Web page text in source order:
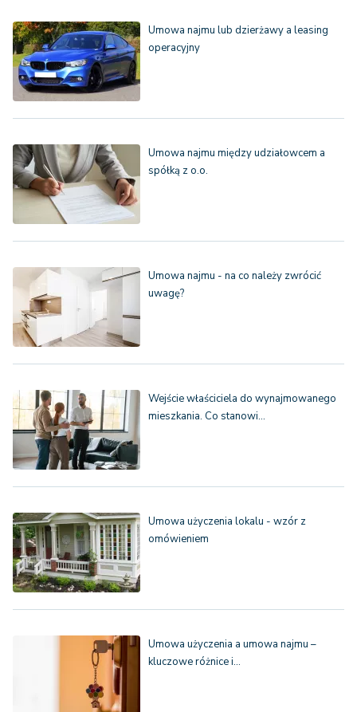
Umowa najmu lub dzierżawy a leasing
operacyjny
Umowa najmu między udziałowcem a
spółką z o.o.
Umowa najmu - na co należy zwrócić
uwagę?
Wejście właściciela do wynajmowanego
mieszkania. Co stanowi…
Umowa użyczenia lokalu - wzór z
omówieniem
Umowa użyczenia a umowa najmu –
kluczowe różnice i…